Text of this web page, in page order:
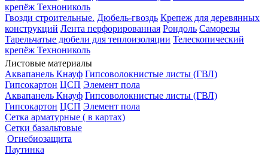
крепёж Технониколь
Гвозди строительные. Дюбель-гвоздь Крепеж для деревянных
конструкций Лента перфорированная Рондоль Саморезы
Тарельчатые дюбели для теплоизоляции Телескопический
крепёж Технониколь
Листовые материалы
Аквапанель Кнауф Гипсоволокнистые листы (ГВЛ)
Гипсокартон ЦСП Элемент пола
Аквапанель Кнауф Гипсоволокнистые листы (ГВЛ)
Гипсокартон ЦСП Элемент пола
Сетка арматурные ( в картах)
Сетки базальтовые
Огнебиозащита
Паутинка